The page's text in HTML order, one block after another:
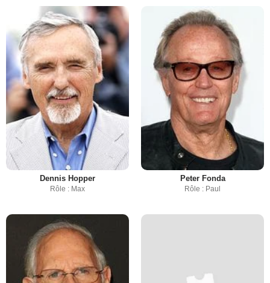
Dennis Hopper
Rôle : Max
Peter Fonda
Rôle : Paul